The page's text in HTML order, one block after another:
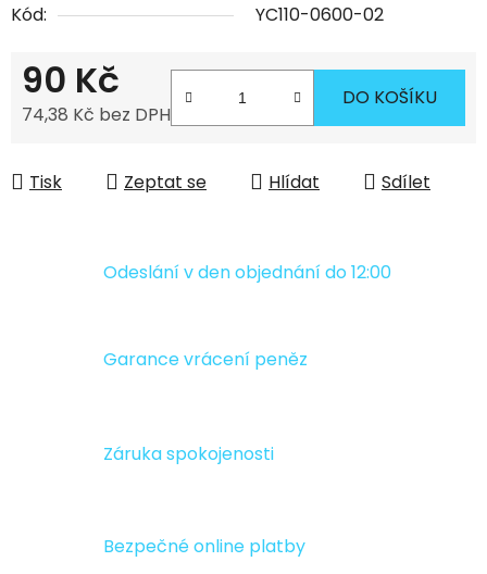
Kód:
YC110-0600-02
90 Kč
74,38 Kč bez DPH
DO KOŠÍKU
Tisk Zeptat se Hlídat Sdílet
Odeslání v den objednání do 12:00
Garance vrácení peněz
Záruka spokojenosti
Bezpečné online platby